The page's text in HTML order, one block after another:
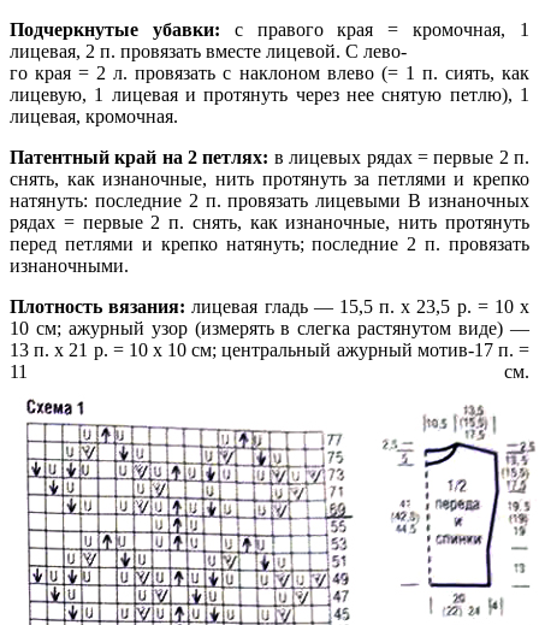
Подчеркнутые убавки: с правого края = кромочная, 1
лицевая, 2 п. провязать вместе лицевой. С лево-
го края = 2 л. провязать с наклоном влево (= 1 п. сиять, как
лицевую, 1 лицевая и протянуть через нее снятую петлю), 1
лицевая, кромочная.
Патентный край на 2 петлях: в лицевых рядах = первые 2 п.
снять, как изнаночные, нить протянуть за петлями и крепко
натянуть: последние 2 п. провязать лицевыми В изнаночных
рядах = первые 2 п. снять, как изнаночные, нить протянуть
перед петлями и крепко натянуть; последние 2 п. провязать
изнаночными.
Плотность вязания: лицевая гладь — 15,5 п. х 23,5 р. = 10 х
10 см; ажурный узор (измерять в слегка растянутом виде) —
13 п. х 21 р. = 10 х 10 см; центральный ажурный мотив-17 п. =
11 см.